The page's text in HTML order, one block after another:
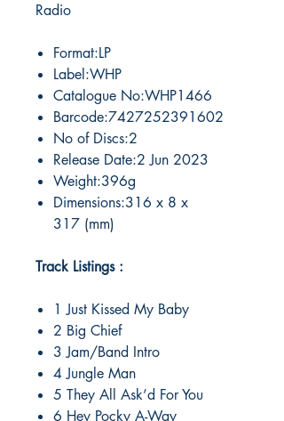
Radio
Format:LP
Label:WHP
Catalogue No:WHP1466
Barcode:7427252391602
No of Discs:2
Release Date:2 Jun 2023
Weight:396g
Dimensions:316 x 8 x
317 (mm)
Track Listings :
1 Just Kissed My Baby
2 Big Chief
3 Jam/Band Intro
4 Jungle Man
5 They All Ask’d For You
6 Hey Pocky A-Way